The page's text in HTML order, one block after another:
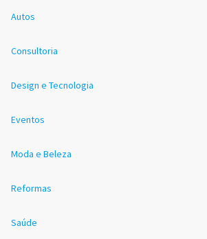
Autos
Consultoria
Design e Tecnologia
Eventos
Moda e Beleza
Reformas
Saúde